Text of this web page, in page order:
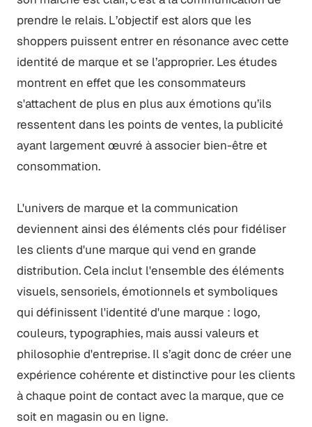
prendre le relais. L’objectif est alors que les
shoppers puissent entrer en résonance avec cette
identité de marque et se l’approprier. Les études
montrent en effet que les consommateurs
s'attachent de plus en plus aux émotions qu’ils
ressentent dans les points de ventes, la publicité
ayant largement œuvré à associer bien-être et
consommation.
L'univers de marque et la communication
deviennent ainsi des éléments clés pour fidéliser
les clients d'une marque qui vend en grande
distribution. Cela inclut l'ensemble des éléments
visuels, sensoriels, émotionnels et symboliques
qui définissent l'identité d'une marque : logo,
couleurs, typographies, mais aussi valeurs et
philosophie d'entreprise. Il s’agit donc de créer une
expérience cohérente et distinctive pour les clients
à chaque point de contact avec la marque, que ce
soit en magasin ou en ligne.